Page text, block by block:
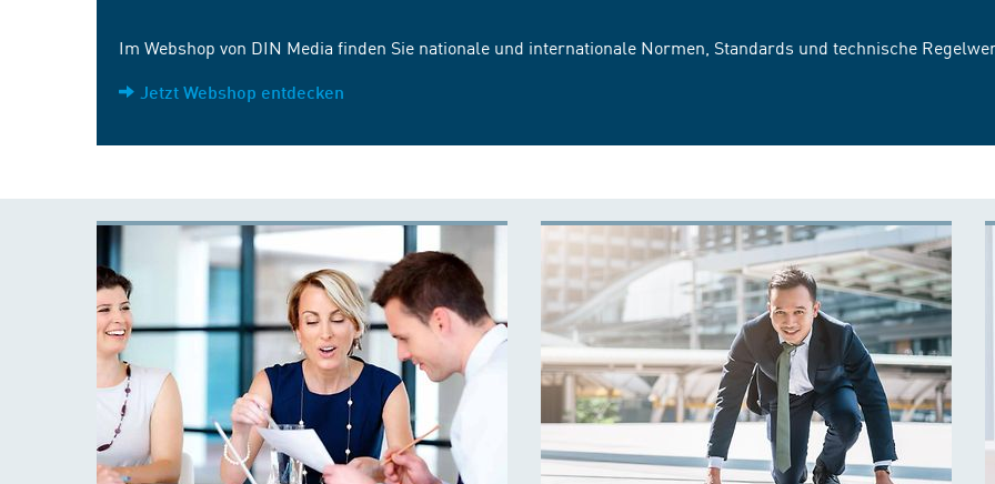
Im Webshop von DIN Media finden Sie nationale und internationale Normen, Standards und technische
Jetzt Webshop entdecken